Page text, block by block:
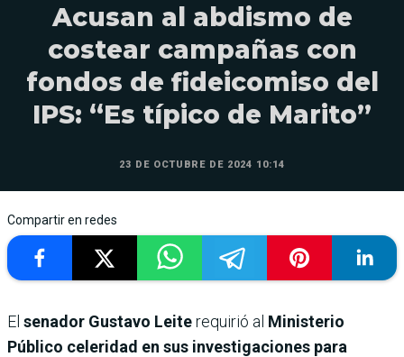
Acusan al abdismo de
costear campañas con
fondos de fideicomiso del
IPS: “Es típico de Marito”
23 DE OCTUBRE DE 2024 10:14
Compartir en redes
El senador Gustavo Leiterequirió al Ministerio
Público celeridad en sus investigaciones para